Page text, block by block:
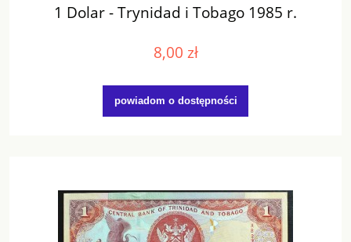
1 Dolar - Trynidad i Tobago 1985 r.
8,00 zł
powiadom o dostępności